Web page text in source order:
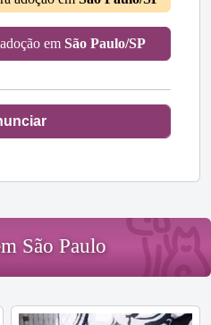
em São Paulo/SP
São Paulo